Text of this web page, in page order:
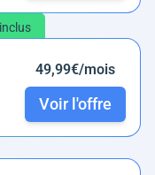
49,99€/mois
Voir l'offre